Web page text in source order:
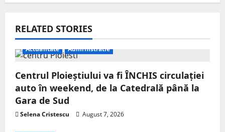
RELATED STORIES
Actualitate Administratie
Centrul Ploieștiului va fi ÎNCHIS circulației
auto în weekend, de la Catedrală până la
Gara de Sud
Selena Cristescu August 7, 2026